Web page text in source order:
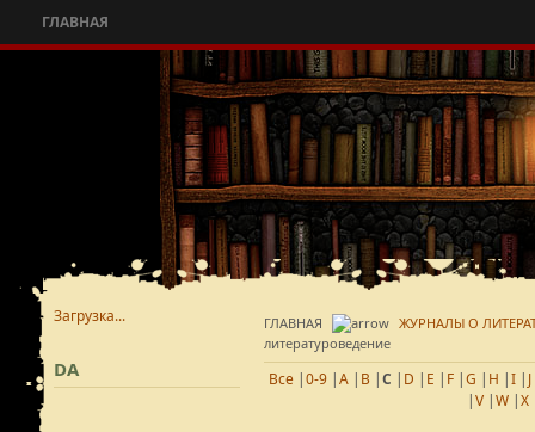
ГЛАВНАЯ
ГЛАВНАЯ
ЖУРНАЛЫ О
литературоведение
Все |0-9 |A | B |C | D | E | F |G | H |I | J
|V |W |X
Загрузка...
DA